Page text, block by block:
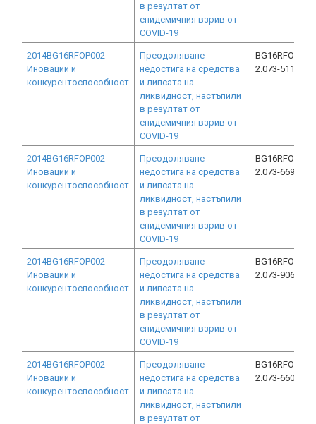
в резултат от
епидемичния взрив от
COVID-19
2014BG16RFOP002
Иновации и
конкурентоспособност
Преодоляване
недостига на средства
и липсата на
ликвидност, настъпили
в резултат от
епидемичния взрив от
COVID-19
BG16RFOP002-
2.073-5117-
2014BG16RFOP002
Иновации и
конкурентоспособност
Преодоляване
недостига на средства
и липсата на
ликвидност, настъпили
в резултат от
епидемичния взрив от
COVID-19
BG16RFOP002-
2.073-6696-
2014BG16RFOP002
Иновации и
конкурентоспособност
Преодоляване
недостига на средства
и липсата на
ликвидност, настъпили
в резултат от
епидемичния взрив от
COVID-19
BG16RFOP002-
2.073-9062-
2014BG16RFOP002
Иновации и
конкурентоспособност
Преодоляване
недостига на средства
и липсата на
ликвидност, настъпили
в резултат от
BG16RFOP002-
2.073-6600-